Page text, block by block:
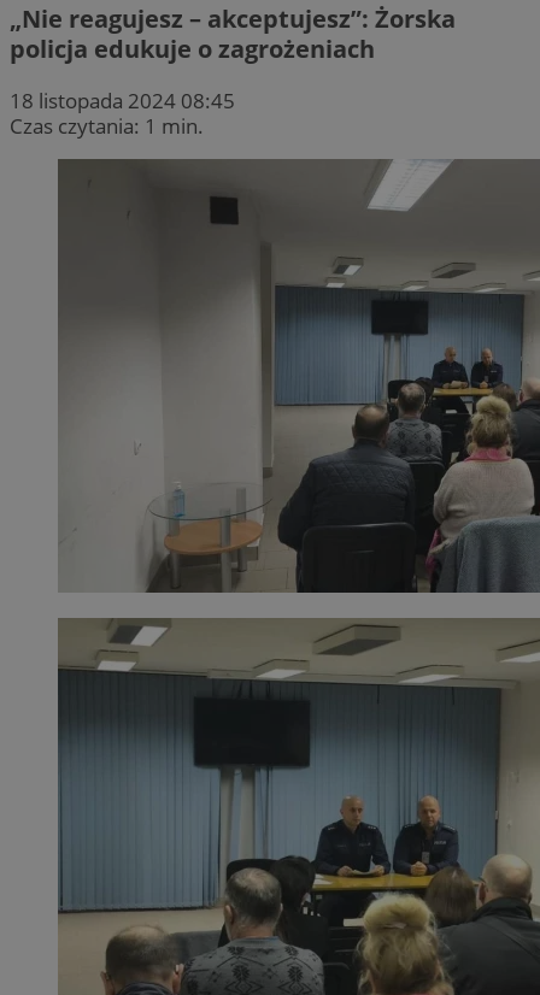
„Nie reagujesz – akceptujesz”: Żorska
policja edukuje o zagrożeniach
18 listopada 2024 08:45
Czas czytania: 1 min.